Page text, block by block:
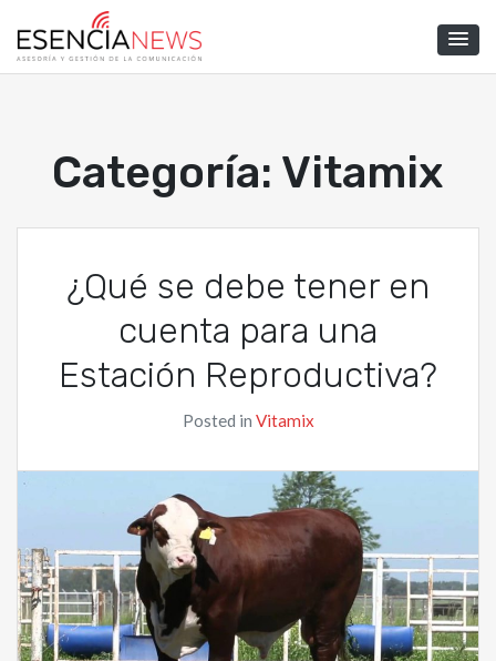
content
Esencia News
Categoría: Vitamix
¿Qué se debe tener en
cuenta para una
Estación Reproductiva?
Posted in Vitamix